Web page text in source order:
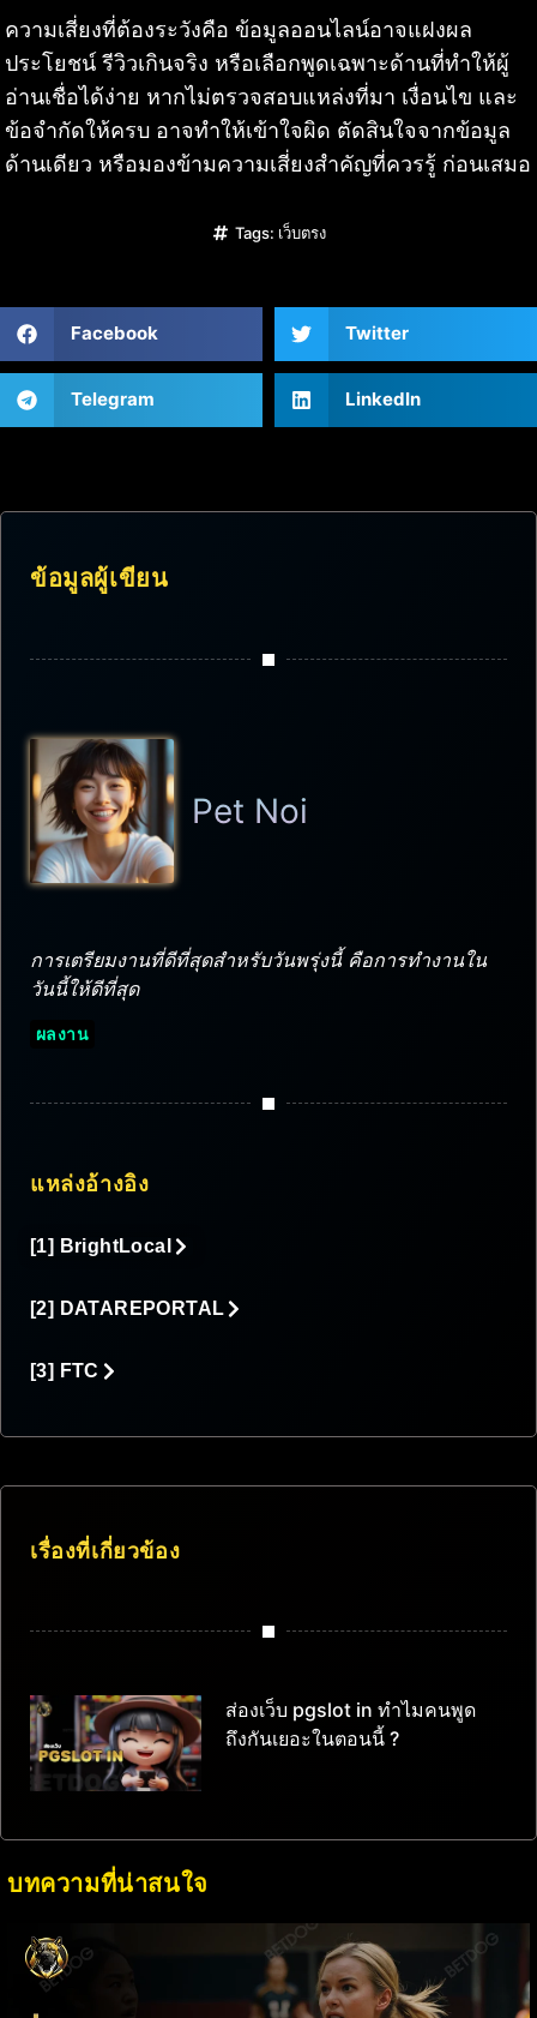
ความเสี่ยงที่ต้องระวังคือ ข้อมูลออนไลน์อาจแฝงผล
ประโยชน์ รีวิวเกินจริง หรือเลือกพูดเฉพาะด้านที่ทำให้ผู้
อ่านเชื่อได้ง่าย หากไม่ตรวจสอบแหล่งที่มา เงื่อนไข และ
ข้อจำกัดให้ครบ อาจทำให้เข้าใจผิด ตัดสินใจจากข้อมูล
ด้านเดียว หรือมองข้ามความเสี่ยงสำคัญที่ควรรู้ ก่อนเสมอ
Tags: เว็บตรง
Facebook Twitter
Telegram LinkedIn
ข้อมูลผู้เขียน
Pet Noi
การเตรียมงานที่ดีที่สุดสำหรับวันพรุ่งนี้ คือการทำงานใน
วันนี้ให้ดีที่สุด
ผลงาน
แหล่งอ้างอิง
[1] BrightLocal
[2] DATAREPORTAL
[3] FTC
เรื่องที่เกี่ยวข้อง
ส่องเว็บ pgslot in ทำไมคนพูด
ถึงกันเยอะในตอนนี้ ?
บทความที่น่าสนใจ